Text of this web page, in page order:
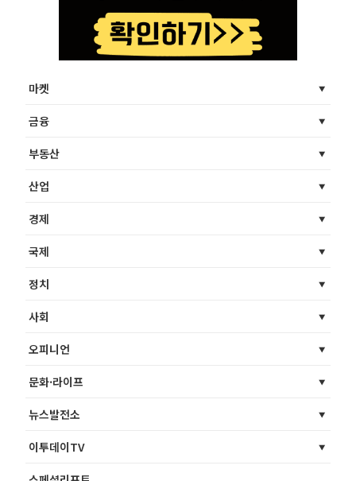
마켓
금융
부동산
산업
경제
국제
정치
사회
오피니언
문화·라이프
뉴스발전소
이투데이TV